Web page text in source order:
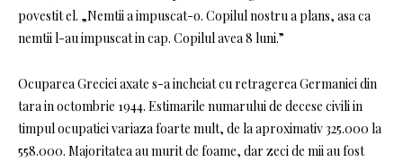
povestit el. „Nemtii a impuscat-o. Copilul nostru a plans, asa ca
nemtii l-au impuscat in cap. Copilul avea 8 luni.”
Ocuparea Greciei axate s-a incheiat cu retragerea Germaniei din
tara in octombrie 1944. Estimarile numarului de decese civili in
timpul ocupatiei variaza foarte mult, de la aproximativ 325.000 la
558.000. Majoritatea au murit de foame, dar zeci de mii au fost